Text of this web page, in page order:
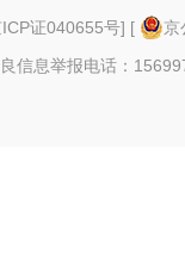
证040655号] [
京
信息举报电话：